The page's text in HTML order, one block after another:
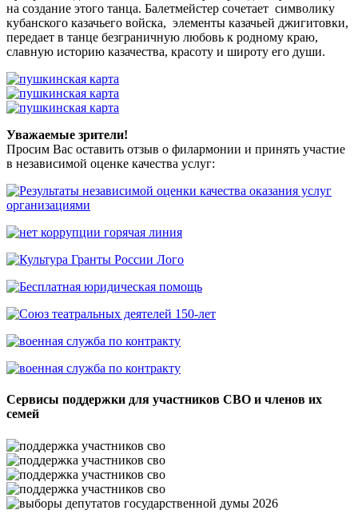
на создание этого танца. Балетмейстер сочетает символику
кубанского казачьего войска, элементы казачьей джигитовки,
передает в танце безграничную любовь к родному краю,
славную историю казачества, красоту и широту его души.
Уважаемые зрители!
Просим Вас оставить отзыв о филармонии и принять участие
в независимой оценке качества услуг:
Сервисы поддержки для участников СВО и членов их
семей